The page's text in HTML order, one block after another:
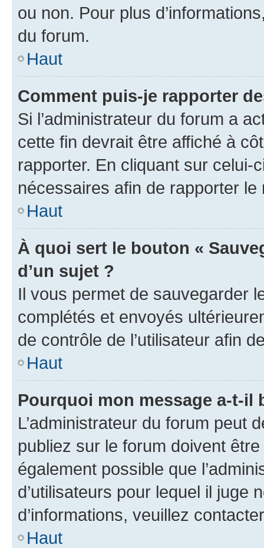
ou non. Pour plus
du forum.
Haut
Comment puis-je rapporter
Si l’administrateur du forum a
cette fin devrait être affiché à
rapporter. En cliquant sur
nécessaires afin de rapporter le
Haut
À quoi sert le bouton «
d’un sujet ?
Il vous permet de sauvegarder
complétés et envoyés
de contrôle de l’utilisateur afin
Haut
Pourquoi mon message a-t-il
L’administrateur du forum peut
publiez sur le forum doivent
également possible que
d’utilisateurs pour lequel il juge
d’informations, veuillez
Haut